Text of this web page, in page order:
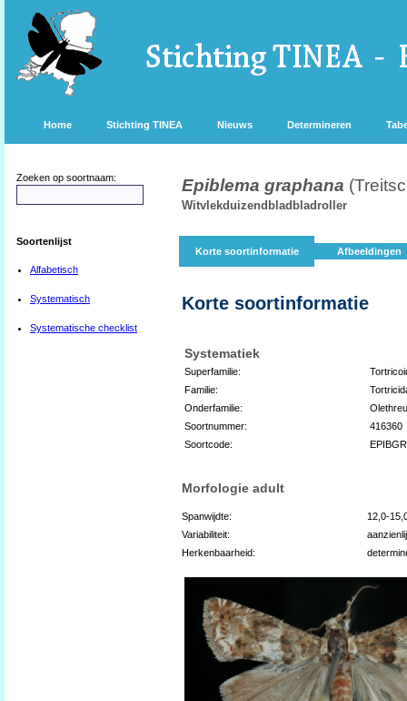
Home Stichting TINEA Nieuws Determineren
Zoeken op soortnaam:
Soortenlijst
Alfabetisch
Systematisch
Systematische checklist
Epiblema graphana
Witvlekduizendbladbladroller
Korte soortinformatie Afbeeldingen
Korte soortinformatie
Systematiek
Superfamilie:
Familie:
Onderfamilie:
Soortnummer:
416360
Soortcode:
Morfologie adult
Spanwijdte:
12,0-
Variabiliteit:
Herkenbaarheid: